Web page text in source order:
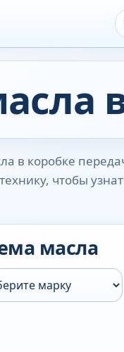
в коробке
чтобы
масла